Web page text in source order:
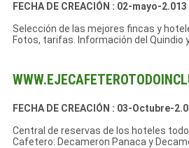
FECHA DE CREACIÓN : 02-mayo-2.013
Selección de las mejores fincas y
Fotos, tarifas. Información del Quindio
FECHA DE CREACIÓN : 03-Octubre-
Central de reservas de los hoteles todo
Cafetero: Decameron Panaca y